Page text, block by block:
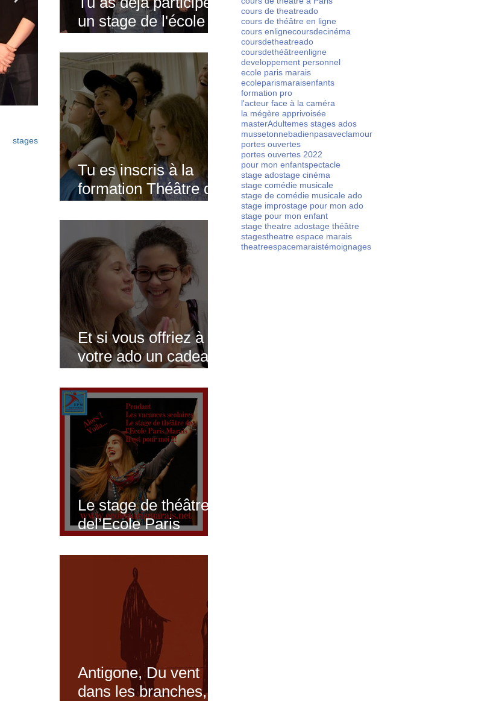
Recent Posts
stages
Tu es inscris à la formation Théâtre de
l'Ecole Paris Marais : Voici 4 nouveaux
stages pour exploser tes limites (+ tes
vidéos offertes) 🎬
stage pour mon ado.
Et si vous offriez à votre ado un cadeau
qui révèle et confirme ses talents ? 🎁
(Pour les vacances scolaires de Noêl
2025... un stage théâtre, cinéma,
comédie musicale, improvisation)
un stage de l'école
nouveaux stages
pour sublimer ton
talent (+ tes vidéos
offertes)
Tu es inscris à la
formation Théâtre de
Voici 4 nouveaux
stages pour exploser
tes limites (+ tes
vidéos offertes) 🎬
Et si vous offriez à
votre ado un cadeau
ses talents ? 🎁(Pour
les vacances
scolaires de Noêl
2025... un stage
théâtre, cinéma,
comédie musicale,
improvisation)
Le stage de théâtre
del’Ecole Paris
moi !!!
Antigone, Du vent
dans les branches,
cours de theatreado
cours de théâtre en ligne
cours enlignecoursdecinéma
coursdetheatreado
coursdethéâtreenligne
developpement personnel
ecole paris marais
ecoleparismaraisenfants
formation pro
l'acteur face à la caméra
la mégère apprivoisée
masterAdultemes stages ados
mussetonnebadienpasaveclamour
portes ouvertes
portes ouvertes 2022
pour mon enfantspectacle
stage adostage cinéma
stage comédie musicale
stage de comédie musicale ado
stage improstage pour mon ado
stage pour mon enfant
stage theatre adostage théâtre
stagestheatre espace marais
theatreespacemaraistémoignages